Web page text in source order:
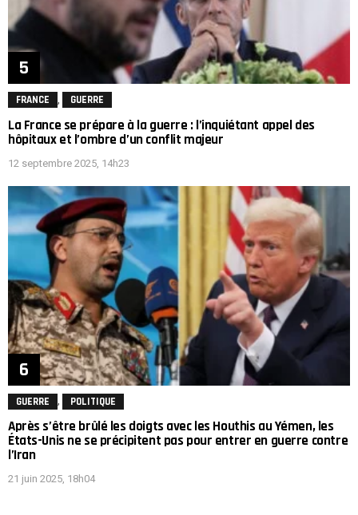
FRANCE GUERRE
La France se prépare à la guerre : l’inquiétant appel des
hôpitaux et l’ombre d’un conflit majeur
12 septembre 2025, 14h23
GUERRE POLITIQUE
Après s’être brûlé les doigts avec les Houthis au Yémen, les
États-Unis ne se précipitent pas pour entrer en guerre contre
l’Iran
21 juin 2025, 18h04